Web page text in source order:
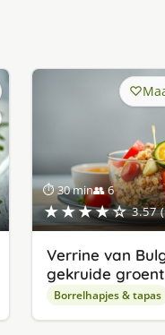
⏱ 30 min👥 6
★★★★☆ 3.57
Verrine van
gekruide
Borrelhapjes & tapas